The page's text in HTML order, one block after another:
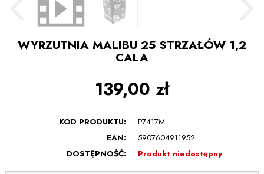
WYRZUTNIA MALIBU 25 STRZAŁÓW 1,2
CALA
139,00 zł
KOD PRODUKTU:
P7417M
EAN:
5907604911952
DOSTĘPNOŚĆ:
Produkt niedostępny